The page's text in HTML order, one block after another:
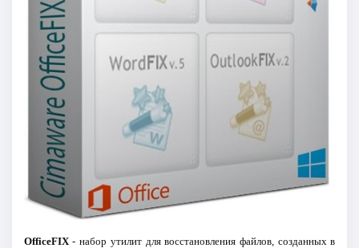
OfficeFIX- набор утилит для восстановления файлов, созданных в